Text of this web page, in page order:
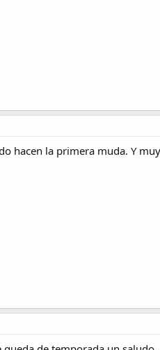
hacen la primera muda. Y